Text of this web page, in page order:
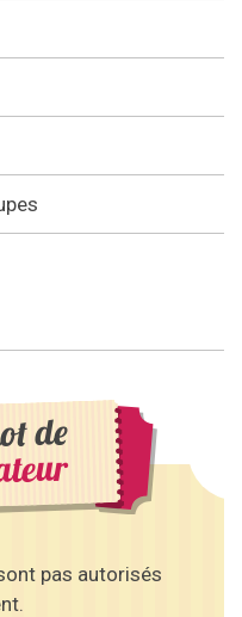
de
pas autorisés